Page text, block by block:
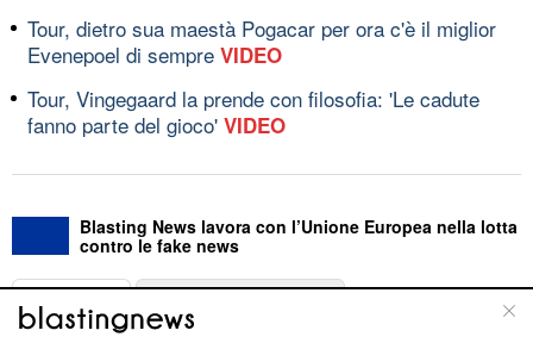
Tour, dietro sua maestà Pogacar per ora c'è il miglior
Evenepoel di sempre VIDEO
Tour, Vingegaard la prende con filosofia: 'Le cadute
fanno parte del gioco' VIDEO
Blasting News lavora con l’Unione Europea nella lotta
contro le fake news
ABOUT